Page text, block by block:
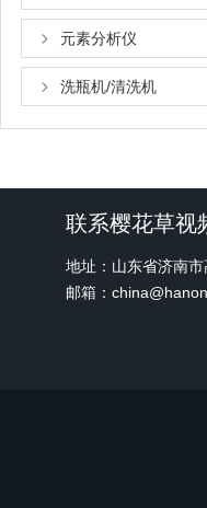
元素分析仪
洗瓶机/清洗机
联系樱花草视
地址：山东省济
邮箱：